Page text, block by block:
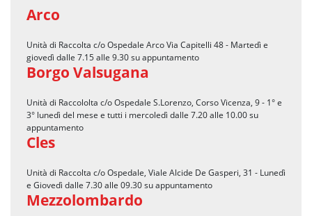
Arco
Unità di Raccolta c/o Ospedale Arco Via Capitelli 48 - Martedì e
giovedì dalle 7.15 alle 9.30 su appuntamento
Borgo Valsugana
Unità di Raccololta c/o Ospedale S.Lorenzo, Corso Vicenza, 9 - 1° e
3° lunedì del mese e tutti i mercoledì dalle 7.20 alle 10.00 su
appuntamento
Cles
Unità di Raccolta c/o Ospedale, Viale Alcide De Gasperi, 31 - Lunedì
e Giovedì dalle 7.30 alle 09.30 su appuntamento
Mezzolombardo